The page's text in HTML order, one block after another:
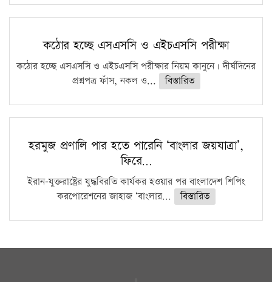
কঠোর হচ্ছে এসএসসি ও এইচএসসি পরীক্ষা
কঠোর হচ্ছে এসএসসি ও এইচএসসি পরীক্ষার নিয়ম কানুনে। দীর্ঘদিনের
প্রশ্নপত্র ফাঁস, নকল ও...
বিস্তারিত
হরমুজ প্রণালি পার হতে পারেনি ‘বাংলার জয়যাত্রা’,
ফিরে…
ইরান-যুক্তরাষ্ট্রের যুদ্ধবিরতি কার্যকর হওয়ার পর বাংলাদেশ শিপিং
করপোরেশনের জাহাজ ‘বাংলার...
বিস্তারিত